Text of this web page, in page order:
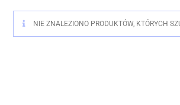
NIE ZNALEZIONO PRODUKTÓW, KTÓRYCH